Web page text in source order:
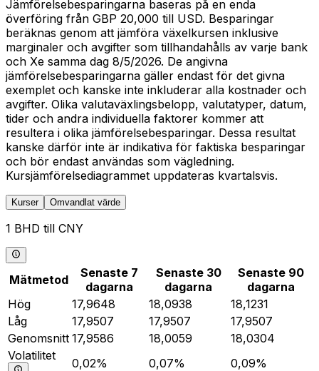
Jämförelsebesparingarna baseras på en enda
överföring från GBP 20,000 till USD. Besparingar
beräknas genom att jämföra växelkursen inklusive
marginaler och avgifter som tillhandahålls av varje bank
och Xe samma dag 8/5/2026. De angivna
jämförelsebesparingarna gäller endast för det givna
exemplet och kanske inte inkluderar alla kostnader och
avgifter. Olika valutaväxlingsbelopp, valutatyper, datum,
tider och andra individuella faktorer kommer att
resultera i olika jämförelsebesparingar. Dessa resultat
kanske därför inte är indikativa för faktiska besparingar
och bör endast användas som vägledning.
Kursjämförelsediagrammet uppdateras kvartalsvis.
Kurser Omvandlat värde
1 BHD till CNY
Mätmetod
Senaste 7
dagarna
Senaste 30
dagarna
Senaste 90
dagarna
Hög
17,9648 18,0938
18,1231
Låg
17,9507 17,9507
17,9507
Genomsnitt 17,9586 18,0059
18,0304
Volatilitet
0,02% 0,07% 0,09%